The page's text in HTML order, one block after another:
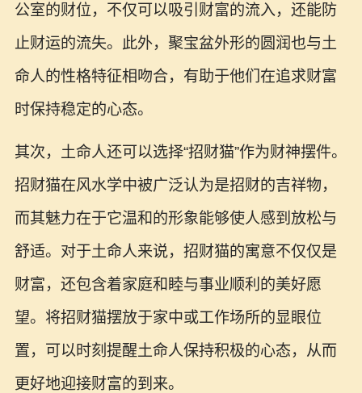
公室的财位，不仅可以吸引财富的流入，还能防
止财运的流失。此外，聚宝盆外形的圆润也与土
命人的性格特征相吻合，有助于他们在追求财富
时保持稳定的心态。
其次，土命人还可以选择“招财猫”作为财神摆件。
招财猫在风水学中被广泛认为是招财的吉祥物，
而其魅力在于它温和的形象能够使人感到放松与
舒适。对于土命人来说，招财猫的寓意不仅仅是
财富，还包含着家庭和睦与事业顺利的美好愿
望。将招财猫摆放于家中或工作场所的显眼位
置，可以时刻提醒土命人保持积极的心态，从而
更好地迎接财富的到来。